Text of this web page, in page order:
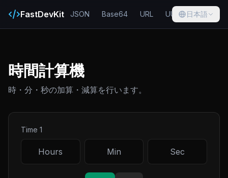
FastDevKit JSON Base64 URL UUID Hash
日本語
時間計算機
時・分・秒の加算・減算を行います。
Time 1